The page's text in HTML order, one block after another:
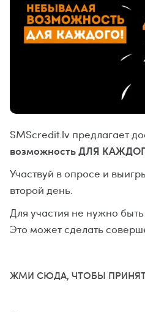
SMScredit.lv предлагает
возможность ДЛЯ
Участвуй в опросе и
второй день.
Для участия не нужно
Это может сделать
ЖМИ СЮДА, ЧТОБЫ